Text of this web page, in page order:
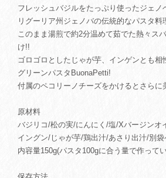
フレッシュバジルをたっぷり使ったジェノ
リグーリア州ジェノバの伝統的なパスタ料
このまま湯煎で約2分温めて茹でた熱々ス
け!!
ゴロゴロとしたじゃが芋、インゲンとも相
グリーンパスタBuonaPetti!
付属のペコリーノチーズをかけるとさらに
原材料
バジリコ/松の実/にんにく/塩/Xバージンオ
イングン/じゃが芋/鶏出汁/あさり出汁/別
内容量150g(パスタ100gに合う量で作って